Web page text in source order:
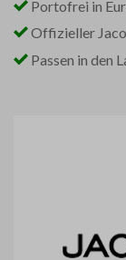
Portofrei in
Offizieller
Passen in den